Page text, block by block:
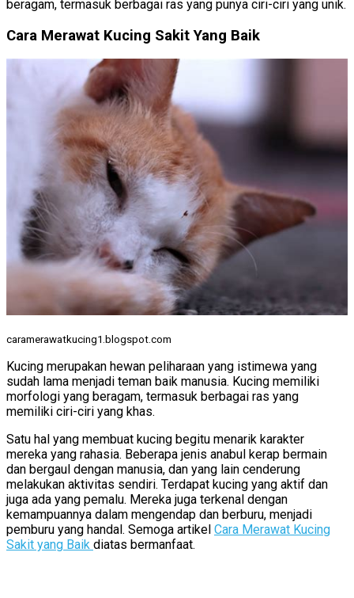
beragam, termasuk berbagai ras yang punya ciri-ciri yang unik.
Cara Merawat Kucing Sakit Yang Baik
caramerawatkucing1.blogspot.com
Kucing merupakan hewan peliharaan yang istimewa yang
sudah lama menjadi teman baik manusia. Kucing memiliki
morfologi yang beragam, termasuk berbagai ras yang
memiliki ciri-ciri yang khas.
Satu hal yang membuat kucing begitu menarik karakter
mereka yang rahasia. Beberapa jenis anabul kerap bermain
dan bergaul dengan manusia, dan yang lain cenderung
melakukan aktivitas sendiri. Terdapat kucing yang aktif dan
juga ada yang pemalu. Mereka juga terkenal dengan
kemampuannya dalam mengendap dan berburu, menjadi
pemburu yang handal. Semoga artikel Cara Merawat Kucing
Sakit yang Baik diatas bermanfaat.